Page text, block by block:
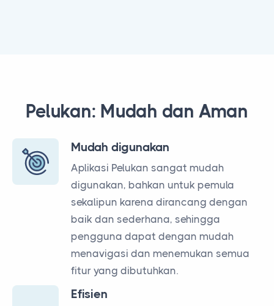
Pelukan: Mudah dan Aman
Mudah digunakan
Aplikasi Pelukan sangat mudah
digunakan, bahkan untuk pemula
sekalipun karena dirancang dengan
baik dan sederhana, sehingga
pengguna dapat dengan mudah
menavigasi dan menemukan semua
fitur yang dibutuhkan.
Efisien